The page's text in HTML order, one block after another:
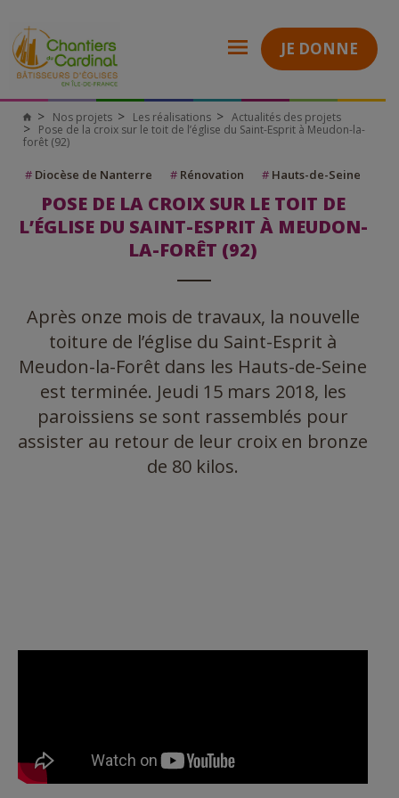
JE DONNE
Nos projets Les réalisations
Actualités des projets
Pose de la croix sur le toit de l’église du Saint-Esprit à Meudon-la-
forêt (92)
# Diocèse de Nanterre # Rénovation # Hauts-de-Seine
POSE DE LA CROIX SUR LE TOIT DE
L’ÉGLISE DU SAINT-ESPRIT À MEUDON-
LA-FORÊT (92)
Après onze mois de travaux, la nouvelle
toiture de l’église du Saint-Esprit à
Meudon-la-Forêt dans les Hauts-de-Seine
est terminée. Jeudi 15 mars 2018, les
paroissiens se sont rassemblés pour
assister au retour de leur croix en bronze
de 80 kilos.